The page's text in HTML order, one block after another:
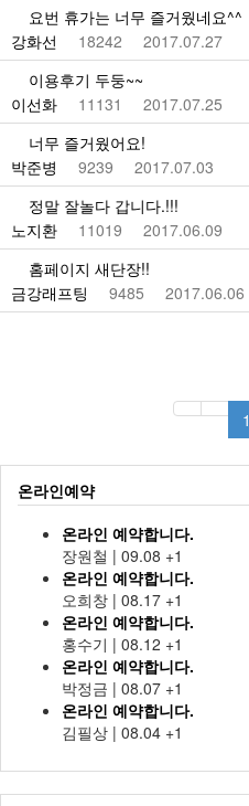
요번 휴가는 너무 즐거웠네요^^
강화선
18242
2017.07.27
이용후기 두둥~~
이선화
11131
2017.07.25
너무 즐거웠어요!
박준병
9239
2017.07.03
정말 잘놀다 갑니다.!!!
노지환
11019
2017.06.09
홈페이지 새단장!!
금강래프팅
9485 2017.06.06
1
온라인예약
온라인 예약합니다.
장원철 | 09.08 +1
온라인 예약합니다.
오희창 | 08.17 +1
온라인 예약합니다.
홍수기 | 08.12 +1
온라인 예약합니다.
박정금 | 08.07 +1
온라인 예약합니다.
김필상 | 08.04 +1